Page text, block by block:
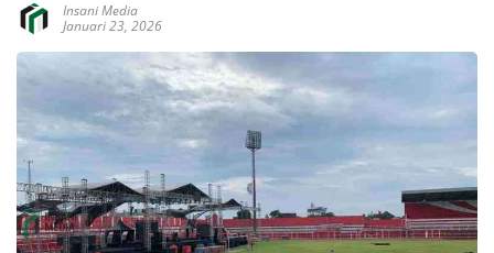
Insani Media
Januari 23, 2026